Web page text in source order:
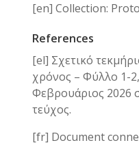
[en] Collection:
References
[el] Σχετικό
χρόνος – Φύλλο 1-
Φεβρουάριος 2026
τεύχος.
[fr] Document